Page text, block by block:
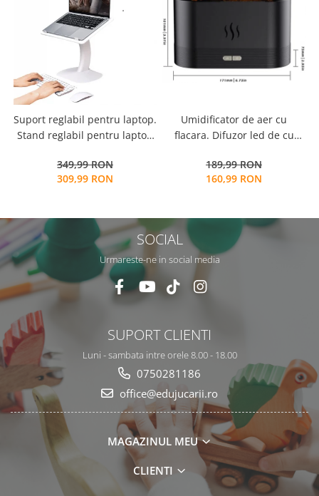
Suport reglabil pentru laptop.
Stand reglabil pentru laptop
pentru invatare cu mai multe
functii
349,99 RON
309,99 RON
Umidificator de aer cu
flacara. Difuzor led de cu
de producere de ceata rece
cu ultrasunete
189,99 RON
160,99 RON
SOCIAL
Urmareste-ne in social media
SUPORT CLIENTI
Luni - sambata intre orele 8.00 - 18.00
0750281186
office@edujucarii.ro
MAGAZINUL MEU
CLIENTI